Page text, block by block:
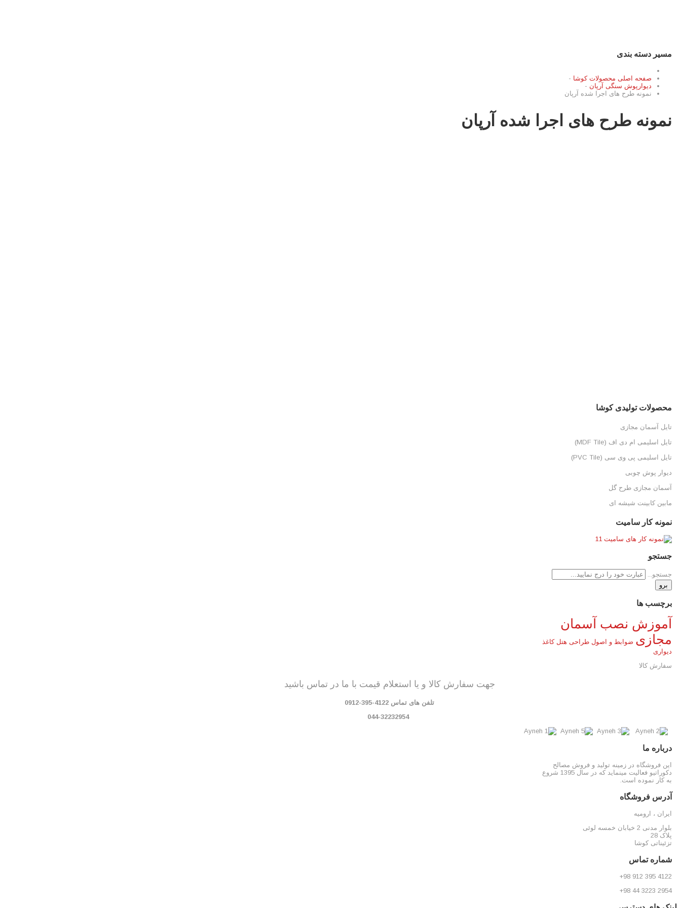
مسیر دسته بندی
صفحه اصلی محصولات کوشا -
دیوارپوش سنگی آرپان -
نمونه طرح های اجرا شده آرپان
نمونه طرح های اجرا شده آرپان
محصولات تولیدی کوشا
تایل آسمان مجازی
تایل اسلیمی ام دی اف (MDF Tile)
تایل اسلیمی پی وی سی (PVC Tile)
دیوار پوش چوبی
آسمان مجازی طرح گل
مابین کابینت شیشه ای
نمونه کار سامیت
جستجو
جستجو...
برو
برچسب ها
آموزش نصب آسمان
مجازی ضوابط و اصول طراحی هتل کاغذ
دیواری
سفارش کالا
جهت سفارش کالا و یا استعلام قیمت با ما در تماس باشید
تلفن های تماس 4122-395-0912
044-32232954
درباره ما
این فروشگاه در زمینه تولید و فروش مصالح
دکوراتیو فعالیت مینماید که در سال 1395 شروع
به کار نموده است.
آدرس فروشگاه
ایران ، ارومیه
بلوار مدنی 2 خیابان خمسه لوئی
پلاک 28
تزئیناتی کوشا
شماره تماس
4122 395 912 98+
2954 3223 44 98+